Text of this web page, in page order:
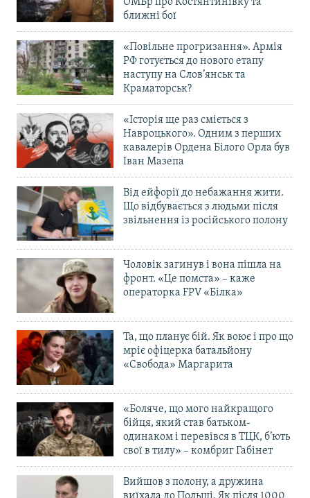
ОМБр про Костянтинівку та
ближні бої
«Повільне прогризання». Армія
РФ готується до нового етапу
наступу на Слов’янськ та
Краматорськ?
«Історія ще раз сміється з
Навроцького». Одним з перших
кавалерів Ордена Білого Орла був
Іван Мазепа
Від ейфорії до небажання жити.
Що відбувається з людьми після
звільнення із російського полону
Чоловік загинув і вона пішла на
фронт. «Це помста» – каже
операторка FPV «Білка»
Та, що планує бій. Як воює і про що
мріє офіцерка батальйону
«Свобода» Маргарита
«Боляче, що мого найкращого
бійця, який став батьком-
одинаком і перевівся в ТЦК, б’ють
свої в тилу» – комбриг Габінет
Вийшов з полону, а дружина
виїхала до Польщі. Як після 1000